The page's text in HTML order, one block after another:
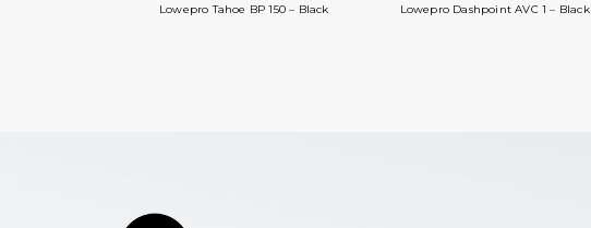
Lowepro Tahoe BP 150 – Black Lowepro Dashpoint AVC 1 – Black